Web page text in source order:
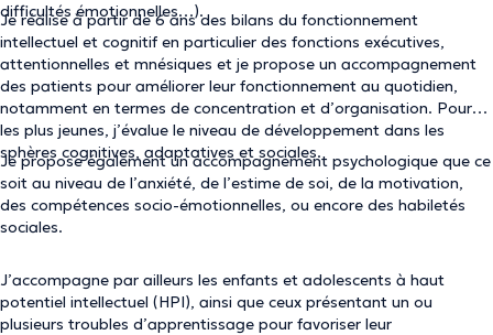
difficultés émotionnelles…).
Je réalise à partir de 6 ans des bilans du fonctionnement
intellectuel et cognitif en particulier des fonctions exécutives,
attentionnelles et mnésiques et je propose un accompagnement
des patients pour améliorer leur fonctionnement au quotidien,
notamment en termes de concentration et d’organisation. Pour
les plus jeunes, j’évalue le niveau de développement dans les
sphères cognitives, adaptatives et sociales.
Je propose également un accompagnement psychologique que ce
soit au niveau de l’anxiété, de l’estime de soi, de la motivation,
des compétences socio-émotionnelles, ou encore des habiletés
sociales.
J’accompagne par ailleurs les enfants et adolescents à haut
potentiel intellectuel (HPI), ainsi que ceux présentant un ou
plusieurs troubles d’apprentissage pour favoriser leur